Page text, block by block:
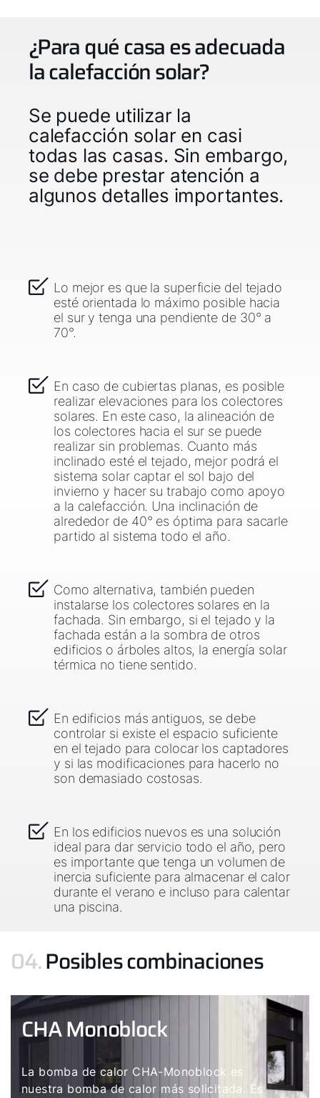
¿Para qué casa es adecuada
la calefacción solar?
Se puede utilizar la
calefacción solar en casi
todas las casas. Sin embargo,
se debe prestar atención a
algunos detalles importantes.
Lo mejor es que la superficie del tejado
esté orientada lo máximo posible hacia
el sur y tenga una pendiente de 30° a
70°.
En caso de cubiertas planas, es posible
realizar elevaciones para los colectores
solares. En este caso, la alineación de
los colectores hacia el sur se puede
realizar sin problemas. Cuanto más
inclinado esté el tejado, mejor podrá el
sistema solar captar el sol bajo del
invierno y hacer su trabajo como apoyo
a la calefacción. Una inclinación de
alrededor de 40° es óptima para sacarle
partido al sistema todo el año.
Como alternativa, también pueden
instalarse los colectores solares en la
fachada. Sin embargo, si el tejado y la
fachada están a la sombra de otros
edificios o árboles altos, la energía solar
térmica no tiene sentido.
En edificios más antiguos, se debe
controlar si existe el espacio suficiente
en el tejado para colocar los captadores
y si las modificaciones para hacerlo no
son demasiado costosas.
En los edificios nuevos es una solución
ideal para dar servicio todo el año, pero
es importante que tenga un volumen de
inercia suficiente para almacenar el calor
durante el verano e incluso para calentar
una piscina.
04.Posibles combinaciones
CHA Monoblock
La bomba de calor CHA-Monoblock es
nuestra bomba de calor más solicitada. Es